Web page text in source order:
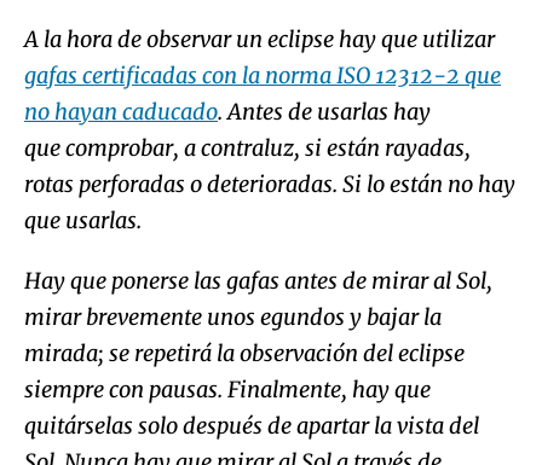
A la hora de observar un eclipse hay que utilizar
gafas certificadas con la norma ISO 12312-2 que
no hayan caducado. Antes de usarlas hay
que comprobar, a contraluz, si están rayadas,
rotas perforadas o deterioradas. Si lo están no hay
que usarlas.
Hay que ponerse las gafas antes de mirar al Sol,
mirar brevemente unos egundos y bajar la
mirada; se repetirá la observación del eclipse
siempre con pausas. Finalmente, hay que
quitárselas solo después de apartar la vista del